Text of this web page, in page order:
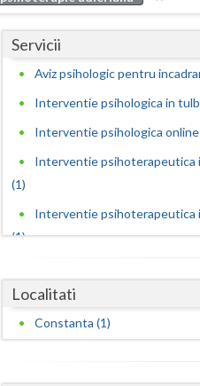
Buzau
Caras-
Dambovita
Servicii
Aviz psihologic pentru
Interventie psihologica in
Interventie psihologica online
Interventie psihoterapeutica
(1)
Interventie psihoterapeutica
(1)
(1)
Psihoterapie suportiva (1)
Localitati
Constanta (1)